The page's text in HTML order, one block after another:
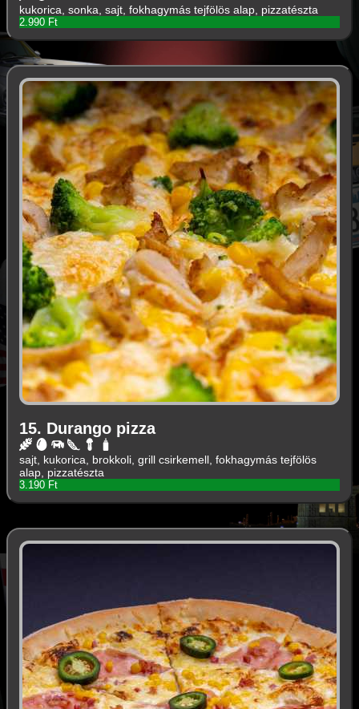
kukorica, sonka, sajt, fokhagymás tejfölös alap, pizzatészta
2.990 Ft
15. Durango pizza
sajt, kukorica, brokkoli, grill csirkemell, fokhagymás tejfölös
alap, pizzatészta
3.190 Ft